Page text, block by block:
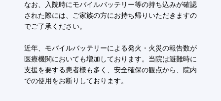
なお、入院時にモバイルバッテリー等の持ち込みが確認
された際には、ご家族の方にお持ち帰りいただきますの
でご了承ください。
近年、モバイルバッテリーによる発火・火災の報告数が
医療機関においても増加しております。当院は避難時に
支援を要する患者様も多く、安全確保の観点から、院内
での使用をお断りしております。